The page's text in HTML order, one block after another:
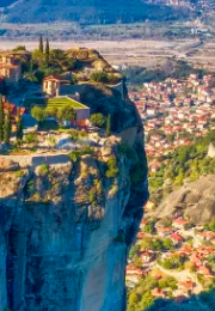
Land entdecken.